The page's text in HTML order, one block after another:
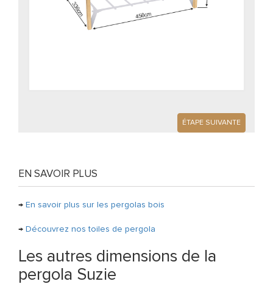
ÉTAPE SUIVANTE
EN SAVOIR PLUS
→ En savoir plus sur les pergolas bois
→ Découvrez nos toiles de pergola
Les autres dimensions de la
pergola Suzie